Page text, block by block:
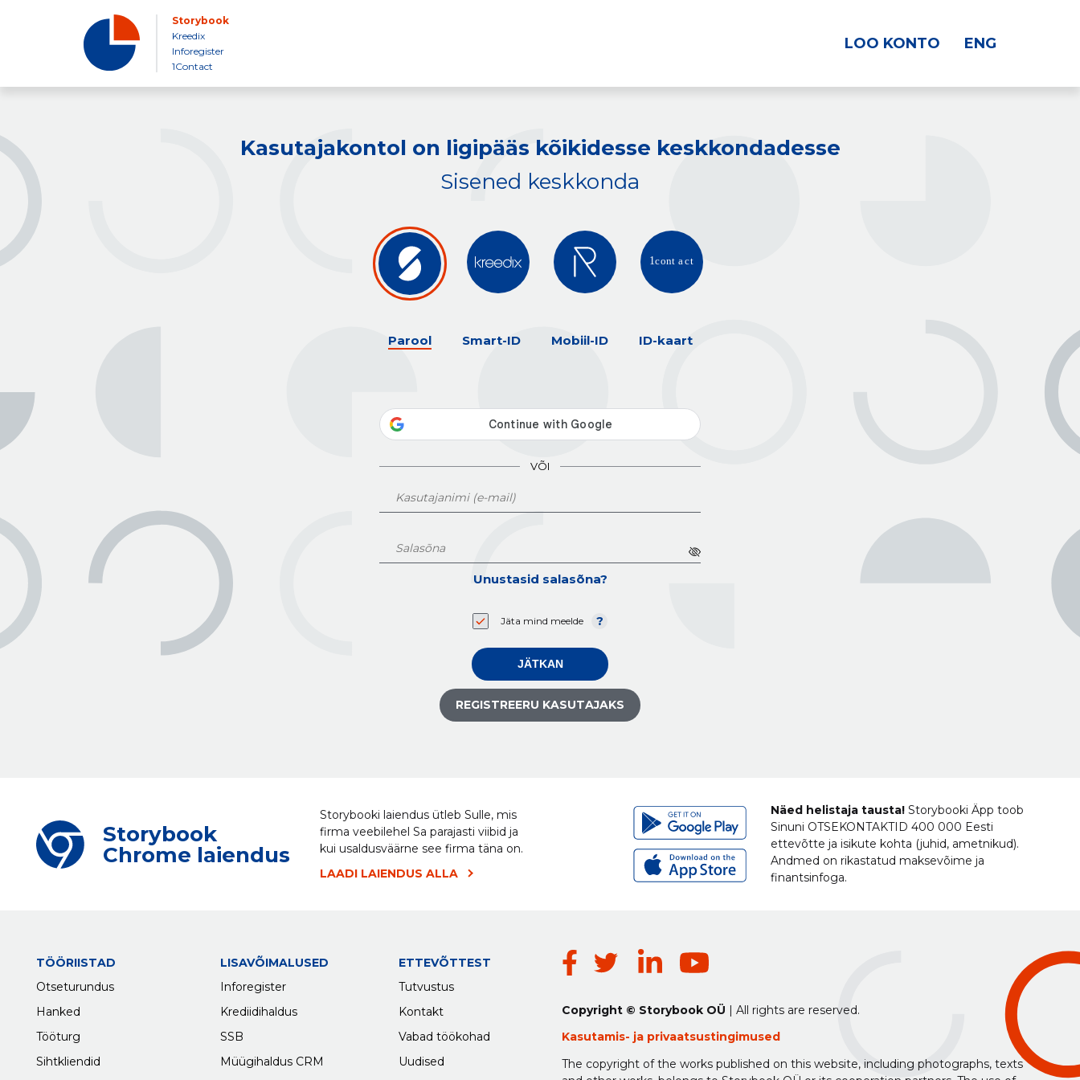
Storybook
Kreedix
Inforegister
1Contact
LOO KONTO ENG
Kasutajakontol on ligipääs kõikidesse keskkondadesse
Sisened keskkonda
Parool Smart-ID Mobiil-ID ID-kaart
VÕI
Unustasid salasõna?
Jäta mind meelde
JÄTKAN
REGISTREERU KASUTAJAKS
Storybook
Chrome laiendus
Storybooki laiendus ütleb Sulle, mis
firma veebilehel Sa parajasti viibid ja
kui usaldusväärne see firma täna on.
LAADI LAIENDUS ALLA
Näed helistaja tausta! Storybooki Äpp toob
Sinuni OTSEKONTAKTID 400 000 Eesti
ettevõtte ja isikute kohta (juhid, ametnikud).
Andmed on rikastatud maksevõime ja
finantsinfoga.
TÖÖRIISTAD
Otseturundus
Hanked
Tööturg
Sihtkliendid
LISAVÕIMALUSED
Inforegister
Krediidihaldus
SSB
Müügihaldus CRM
ETTEVÕTTEST
Tutvustus
Kontakt
Vabad töökohad
Uudised
Copyright © Storybook OÜ | All rights are reserved.
Kasutamis- ja privaatsustingimused
The copyright of the works published on this website, including photographs, texts